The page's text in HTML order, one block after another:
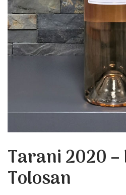
Tarani 2020 –
Tolosan